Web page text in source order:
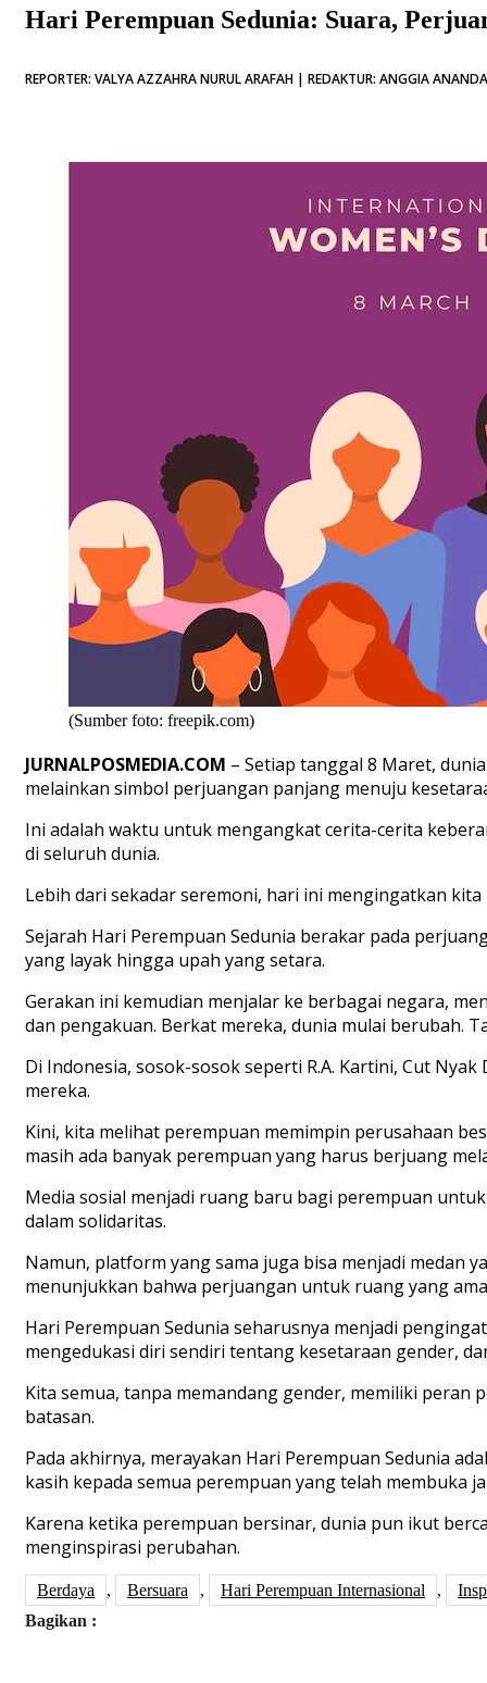
Hari Perempuan Sedunia: Suara,
REPORTER: VALYA AZZAHRA NURUL ARAFAH | REDAKTUR: ANGGIA
(Sumber foto: freepik.com)
JURNALPOSMEDIA.COM – Setiap tanggal 8 Maret,
melainkan simbol perjuangan panjang menuju
Ini adalah waktu untuk mengangkat cerita-cerita
di seluruh dunia.
Lebih dari sekadar seremoni, hari ini mengingatkan
Sejarah Hari Perempuan Sedunia berakar pada
yang layak hingga upah yang setara.
Gerakan ini kemudian menjalar ke berbagai negara,
dan pengakuan. Berkat mereka, dunia mulai berubah.
Di Indonesia, sosok-sosok seperti R.A. Kartini, Cut
mereka.
Kini, kita melihat perempuan memimpin perusahaan
masih ada banyak perempuan yang harus berjuang
Media sosial menjadi ruang baru bagi perempuan
dalam solidaritas.
Namun, platform yang sama juga bisa menjadi medan
menunjukkan bahwa perjuangan untuk ruang yang
Hari Perempuan Sedunia seharusnya menjadi
mengedukasi diri sendiri tentang kesetaraan gender,
Kita semua, tanpa memandang gender, memiliki peran
batasan.
Pada akhirnya, merayakan Hari Perempuan Sedunia
kasih kepada semua perempuan yang telah membuka
Karena ketika perempuan bersinar, dunia pun ikut
menginspirasi perubahan.
Berdaya , Bersuara , Hari Perempuan Internasional ,
Bagikan :